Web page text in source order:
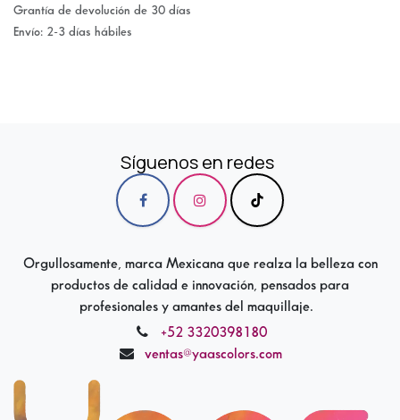
Grantía de devolución de 30 días
Envío: 2-3 días hábiles
Síguenos en redes
Orgullosamente, marca Mexicana que realza la belleza con
productos de calidad e innovación, pensados para
profesionales y amantes del maquillaje.
+52 3320398180
ventas@yaascolors.com